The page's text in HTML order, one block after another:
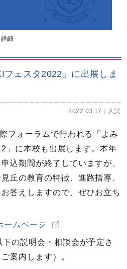
詳細
ェスタ2022」に出展しま
2022.03.17 入試
フォーラムで行われる「よみ
」に本校も出展します。本年
込期間が終了していますが、
丘の教育の特徴、進路指導、
答えしますので、ぜひお立ち
ームページ
の説明会・相談会が予定さ
案内します）。